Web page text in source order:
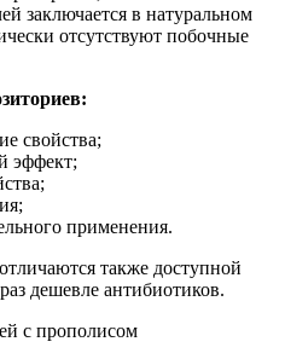
заключается в натуральном
отсутствуют побочные
свойства;
эффект;
применения.
также доступной
дешевле антибиотиков.